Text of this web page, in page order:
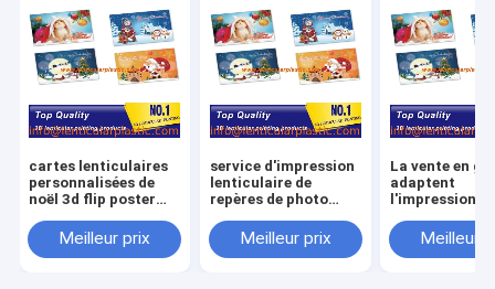
cartes lenticulaires
personnalisées de
noël 3d flip poster
lenticulaire image -
impression de
Meilleur prix
service d'impression
lenticulaire de
repères de photo
d'autocollant de
secousse de paysage
Meilleur prix
La vente en
adaptent
l'impression
lenticulaire
lenticulaire
Meilleur